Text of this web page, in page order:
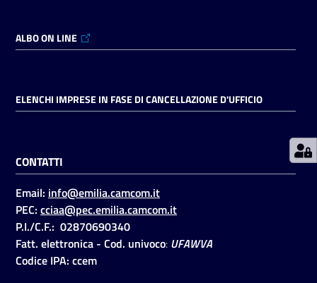
Prenotazioni
on line
on line
Accedi
ALBO ON LINE
ELENCHI IMPRESE IN FASE DI CANCELLAZIONE D'UFFICIO
CONTATTI
Email: info@emilia.camcom.it
PEC: cciaa@pec.emilia.camcom.it
P.I./C.F.: 02870690340
Fatt. elettronica - Cod. univoco: UFAWVA
Codice IPA: ccem